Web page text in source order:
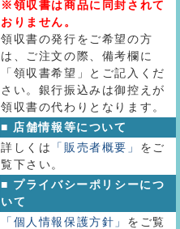
※領収書は商品に同封されて
おりません。
領収書の発行をご希望の方
は、ご注文の際、備考欄に
「領収書希望」とご記入くだ
さい。銀行振込みは御控えが
領収書の代わりとなります。
■ 店舗情報等について
詳しくは
「販売者概要」 をご
覧下さい。
■ プライバシーポリシーにつ
いて
「個人情報保護方針」 をご覧